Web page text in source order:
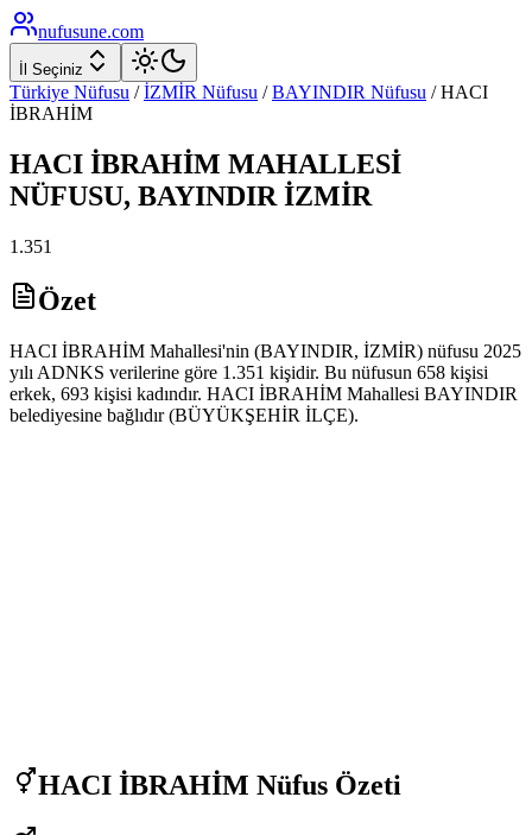
nufusune.com
İl Seçiniz
Türkiye Nüfusu / İZMİR Nüfusu / BAYINDIR Nüfusu /HACI
İBRAHİM
HACI İBRAHİM MAHALLESİ
NÜFUSU, BAYINDIR İZMİR
1.351
Özet
HACI İBRAHİM Mahallesi'nin (BAYINDIR, İZMİR) nüfusu 2025
yılı ADNKS verilerine göre 1.351 kişidir. Bu nüfusun 658 kişisi
erkek, 693 kişisi kadındır. HACI İBRAHİM Mahallesi BAYINDIR
belediyesine bağlıdır (BÜYÜKŞEHİR İLÇE).
HACI İBRAHİM Nüfus Özeti